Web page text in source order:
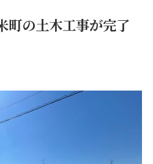
町の土木工事が完了